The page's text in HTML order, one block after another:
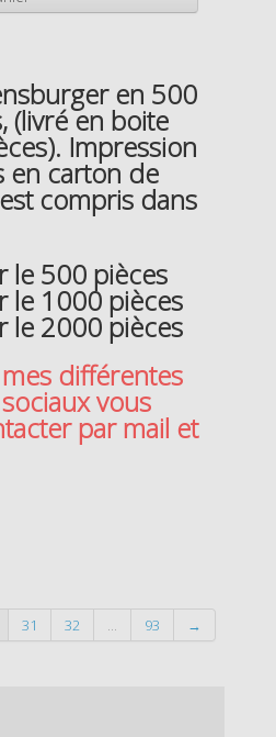
en 500
(livré en boite
Impression
en carton de
compris dans
le 500 pièces
le 1000 pièces
le 2000 pièces
différentes
vous
par mail et
31 32 93 →